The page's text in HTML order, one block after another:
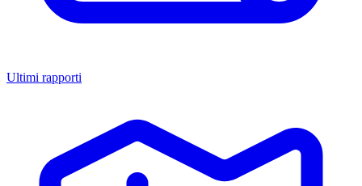
Ultimi rapporti